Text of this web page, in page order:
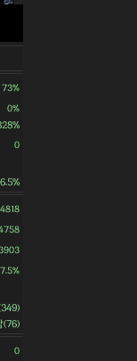
73%
0%
0
4818
(76)
0